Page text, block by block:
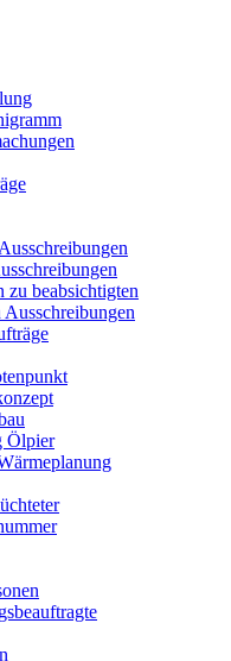
zu beabsichtigten
Ausschreibungen
Ölpier